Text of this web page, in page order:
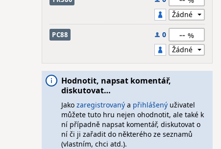
PC88 0 --
Hodnotit, napsat komentář,
diskutovat…
Jako zaregistrovanýa přihlášenýuživatel
můžete tuto hru nejen ohodnotit, ale také k
ní případně napsat komentář, diskutovat o
ní či ji zařadit do některého ze seznamů
(vlastním, chci atd.).